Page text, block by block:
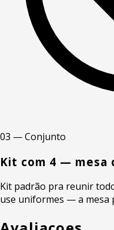
03 — Conjunto
Kit com 4 — mesa
Kit padrão pra reunir
use uniformes — a mesa